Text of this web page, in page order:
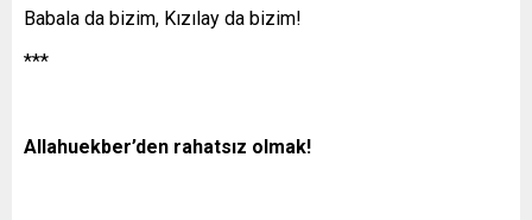
Babala da bizim, Kızılay da bizim!
***
Allahuekber’den rahatsız olmak!